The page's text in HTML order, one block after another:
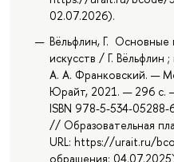
02.07.2026).
Вёльфлин, Г. Основные
искусств / Г. Вёльфлин
А. А. Франковский. —
Юрайт, 2021. — 296 с.
ISBN 978-5-534-
// Образовательная
URL: https://urait.ru/
обращения: